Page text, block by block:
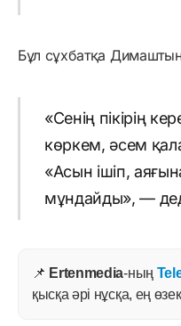
Бұл сұхбатқа Димаштың
«Сенің пікірің
көркем, әсем
«Асын ішіп,
мұндайды», —
📌 Ertenmedia-ның
қысқа әрі нұсқа, ең